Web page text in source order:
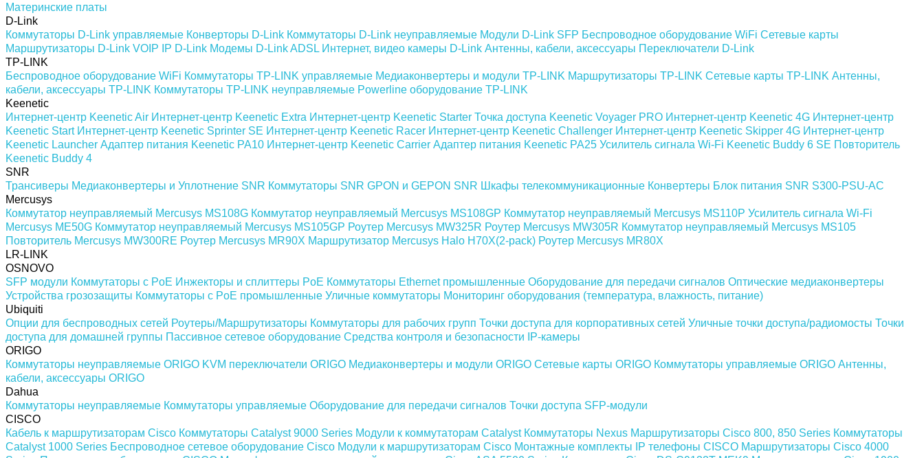
Материнские платы
D-Link
Коммутаторы D-Link управляемые Конверторы D-Link Коммутаторы D-Link неуправляемые Модули D-Link SFP Беспроводное оборудование WiFi Сетевые карты
Маршрутизаторы D-Link VOIP IP D-Link Модемы D-Link ADSL Интернет, видео камеры D-Link Антенны, кабели, аксессуары Переключатели D-Link
TP-LINK
Беспроводное оборудование WiFi Коммутаторы TP-LINK управляемые Медиаконвертеры и модули TP-LINK Маршрутизаторы TP-LINK Сетевые карты TP-LINK Антенны,
кабели, аксессуары TP-LINK Коммутаторы TP-LINK неуправляемые Powerline оборудование TP-LINK
Keenetic
Интернет-центр Keenetic Air Интернет-центр Keenetic Extra Интернет-центр Keenetic Starter Точка доступа Keenetic Voyager PRO Интернет-центр Keenetic 4G Интернет-центр
Keenetic Start Интернет-центр Keenetic Sprinter SE Интернет-центр Keenetic Racer Интернет-центр Keenetic Challenger Интернет-центр Keenetic Skipper 4G Интернет-центр
Keenetic Launcher Адаптер питания Keenetic PA10 Интернет-центр Keenetic Carrier Адаптер питания Keenetic PA25 Усилитель сигнала Wi-Fi Keenetic Buddy 6 SE Повторитель
Keenetic Buddy 4
SNR
Трансиверы Медиаконвертеры и Уплотнение SNR Коммутаторы SNR GPON и GEPON SNR Шкафы телекоммуникационные Конвертеры Блок питания SNR S300-PSU-AC
Mercusys
Коммутатор неуправляемый Mercusys MS108G Коммутатор неуправляемый Mercusys MS108GP Коммутатор неуправляемый Mercusys MS110P Усилитель сигнала Wi-Fi
Mercusys ME50G Коммутатор неуправляемый Mercusys MS105GP Роутер Mercusys MW325R Роутер Mercusys MW305R Коммутатор неуправляемый Mercusys MS105
Повторитель Mercusys MW300RE Роутер Mercusys MR90X Маршрутизатор Mercusys Halo H70X(2-pack) Роутер Mercusys MR80X
LR-LINK
OSNOVO
SFP модули Коммутаторы c PoE Инжекторы и сплиттеры PoE Коммутаторы Ethernet промышленные Оборудование для передачи сигналов Оптические медиаконвертеры
Устройства грозозащиты Коммутаторы с PoE промышленные Уличные коммутаторы Мониторинг оборудования (температура, влажность, питание)
Ubiquiti
Опции для беспроводных сетей Роутеры/Маршрутизаторы Коммутаторы для рабочих групп Точки доступа для корпоративных сетей Уличные точки доступа/радиомосты Точки
доступа для домашней группы Пассивное сетевое оборудование Средства контроля и безопасности
IP-камеры
ORIGO
Коммутаторы неуправляемые ORIGO KVM переключатели ORIGO Медиаконвертеры и модули ORIGO Сетевые карты ORIGO Коммутаторы управляемые ORIGO Антенны,
кабели, аксессуары ORIGO
Dahua
Коммутаторы неуправляемые Коммутаторы управляемые Оборудование для передачи сигналов Точки доступа SFP-модули
CISCO
Кабель к маршрутизаторам Cisco Коммутаторы Catalyst 9000 Series Модули к коммутаторам Catalyst Коммутаторы Nexus Маршрутизаторы Cisco 800, 850 Series Коммутаторы
Catalyst 1000 Series Беспроводное сетевое оборудование Cisco Модули к маршрутизаторам Cisco Монтажные комплекты IP телефоны СISCO Маршрутизаторы Cisco 4000